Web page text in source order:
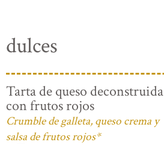
dulces
Tarta de queso deconstruida
con frutos rojos
Crumble de galleta, queso crema y
salsa de frutos rojos*